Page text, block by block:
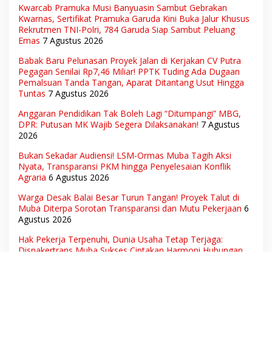
Kwarcab Pramuka Musi Banyuasin Sambut Gebrakan
Kwarnas, Sertifikat Pramuka Garuda Kini Buka Jalur Khusus
Rekrutmen TNI-Polri, 784 Garuda Siap Sambut Peluang
Emas 7 Agustus 2026
Babak Baru Pelunasan Proyek Jalan di Kerjakan CV Putra
Pegagan Senilai Rp7,46 Miliar! PPTK Tuding Ada Dugaan
Pemalsuan Tanda Tangan, Aparat Ditantang Usut Hingga
Tuntas 7 Agustus 2026
Anggaran Pendidikan Tak Boleh Lagi “Ditumpangi” MBG,
DPR: Putusan MK Wajib Segera Dilaksanakan! 7 Agustus
2026
Bukan Sekadar Audiensi! LSM-Ormas Muba Tagih Aksi
Nyata, Transparansi PKM hingga Penyelesaian Konflik
Agraria 6 Agustus 2026
Warga Desak Balai Besar Turun Tangan! Proyek Talut di
Muba Diterpa Sorotan Transparansi dan Mutu Pekerjaan 6
Agustus 2026
Hak Pekerja Terpenuhi, Dunia Usaha Tetap Terjaga:
Disnakertrans Muba Sukses Ciptakan Harmoni Hubungan